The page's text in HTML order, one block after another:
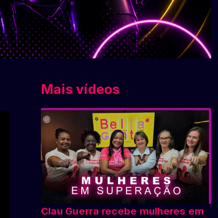
Mais vídeos
Clau Guerra recebe mulheres em